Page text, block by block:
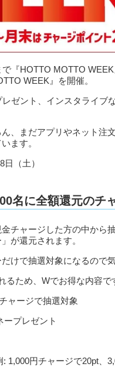
『HOTTO MOTTO
WEEK』を開催。
ゼント、インスタライブ
、まだアプリやネット注
ます。
（土）
名に全額還元のチ
チャージした方の中から
が還元されます。
けで抽選対象になるので
ため、Wでお得な内容で
ャージで抽選対象
ープレゼント
1,000円チャージで20pt、